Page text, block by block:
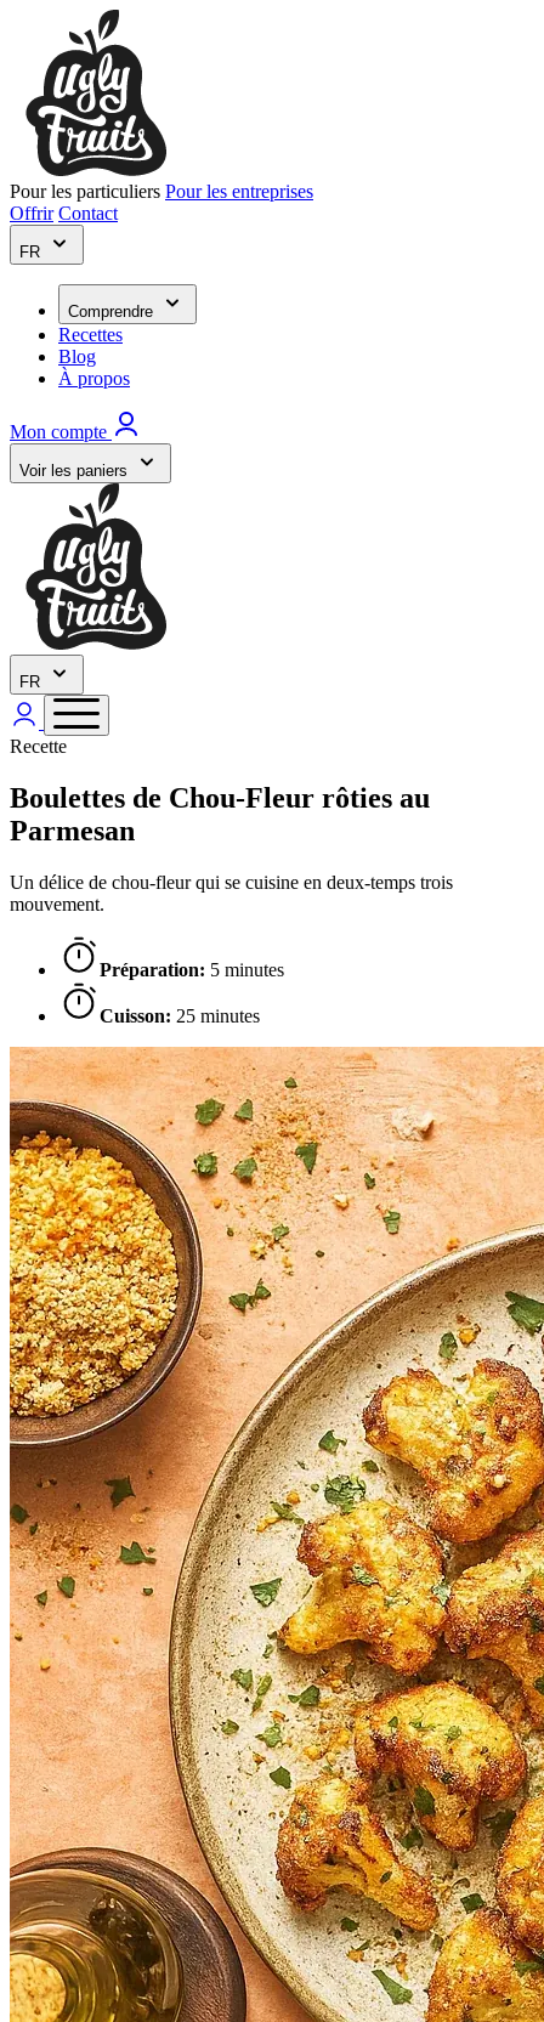
Pour les particuliers Pour les entreprises
Offrir Contact
FR
Comprendre
Recettes
Blog
À propos
Mon compte
Voir les paniers
FR
Recette
Boulettes de Chou-Fleur rôties au
Parmesan
Un délice de chou-fleur qui se cuisine en deux-temps trois
mouvement.
Préparation: 5 minutes
Cuisson: 25 minutes